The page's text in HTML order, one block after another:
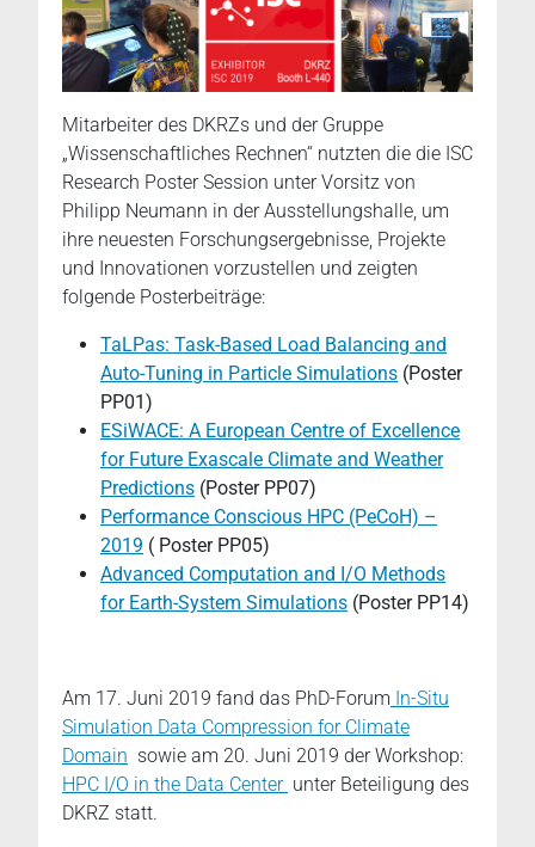
Mitarbeiter des DKRZs und der Gruppe
„Wissenschaftliches Rechnen“ nutzten die die ISC
Research Poster Session unter Vorsitz von
Philipp Neumann in der Ausstellungshalle, um
ihre neuesten Forschungsergebnisse, Projekte
und Innovationen vorzustellen und zeigten
folgende Posterbeiträge:
TaLPas: Task-Based Load Balancing and
Auto-Tuning in Particle Simulations (Poster
PP01)
ESiWACE: A European Centre of Excellence
for Future Exascale Climate and Weather
Predictions (Poster PP07)
Performance Conscious HPC (PeCoH) –
2019 ( Poster PP05)
Advanced Computation and I/O Methods
for Earth-System Simulations (Poster PP14)
Am 17. Juni 2019 fand das PhD-Forum In-Situ
Simulation Data Compression for Climate
Domain sowie am 20. Juni 2019 der Workshop:
HPC I/O in the Data Center unter Beteiligung des
DKRZ statt.